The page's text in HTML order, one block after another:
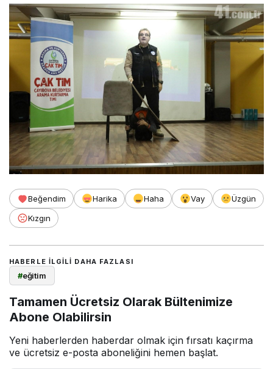
Beğendim Harika Haha Vay
Üzgün
Kızgın
HABERLE ILGILI DAHA FAZLASI
#eğitim
Tamamen Ücretsiz Olarak Bültenimize
Abone Olabilirsin
Yeni haberlerden haberdar olmak için fırsatı kaçırma
ve ücretsiz e-posta aboneliğini hemen başlat.